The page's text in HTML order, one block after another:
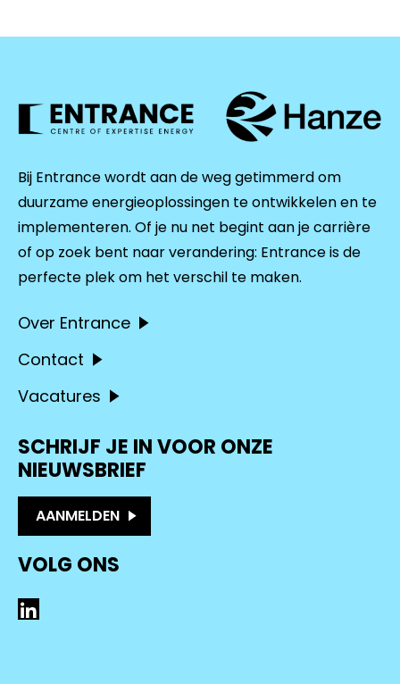
Bij Entrance wordt aan de weg getimmerd om
duurzame energieoplossingen te ontwikkelen en te
implementeren. Of je nu net begint aan je carrière
of op zoek bent naar verandering: Entrance is de
perfecte plek om het verschil te maken.
Over Entrance
Contact
Vacatures
SCHRIJF JE IN VOOR ONZE
NIEUWSBRIEF
AANMELDEN
VOLG ONS
LinkedIn